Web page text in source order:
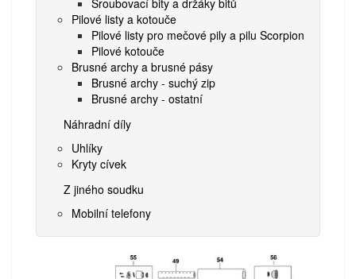
Pilové listy a kotouče
Pilové listy pro mečové pily a pilu Scorpion
Pilové kotouče
Brusné archy a brusné pásy
Brusné archy - suchý zip
Brusné archy - ostatní
Náhradní díly
Uhlíky
Kryty cívek
Z jiného soudku
Mobilní telefony